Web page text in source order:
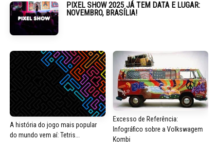
PIXEL SHOW 2025 JÁ TEM DATA E LUGAR:
NOVEMBRO, BRASÍLIA!
A história do jogo mais popular
do mundo vem aí: Tetris...
Excesso de Referência:
Infográfico sobre a Volkswagem
Kombi